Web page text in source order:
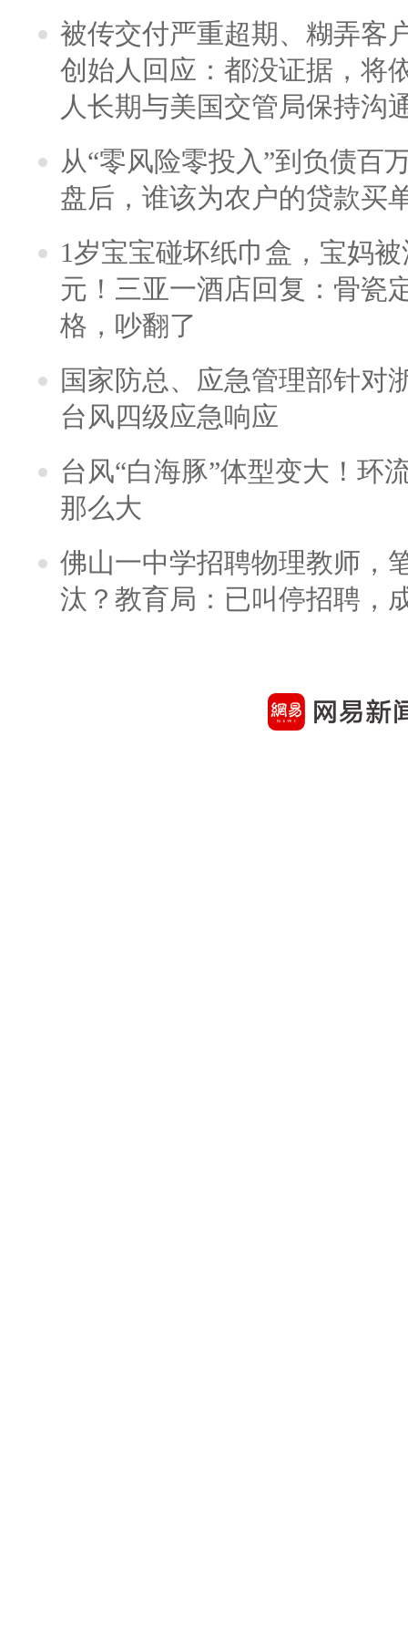
被传交付严重超期、糊弄客
创始人回应：都没证据，将
人长期与美国交管局保持沟
从“零风险零投入”到负债百
盘后，谁该为农户的贷款买
1岁宝宝碰坏纸巾盒，宝妈
元！三亚一酒店回复：骨瓷
格，吵翻了
国家防总、应急管理部针对
台风四级应急响应
台风“白海豚”体型变大！环
那么大
佛山一中学招聘物理教师，
汰？教育局：已叫停招聘，